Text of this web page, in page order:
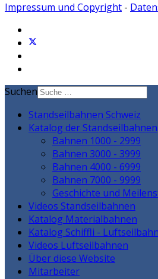
Impressum und Copyright -
Suchen
Standseilbahnen Schweiz
Katalog der Standseilbahnen
Bahnen 1000 - 2999
Bahnen 3000 - 3999
Bahnen 4000 - 6999
Bahnen 7000 - 9999
Geschichte und
Videos Standseilbahnen
Katalog Materialbahnen
Katalog Schiffli -
Videos Luftseilbahnen
Über diese Website
Mitarbeiter